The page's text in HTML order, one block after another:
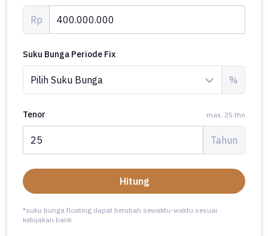
Rp
Suku Bunga Periode Fix
%
Tenor max. 25 thn
Tahun
Hitung
*suku bunga floating dapat berubah sewaktu-waktu sesuai
kebijakan bank